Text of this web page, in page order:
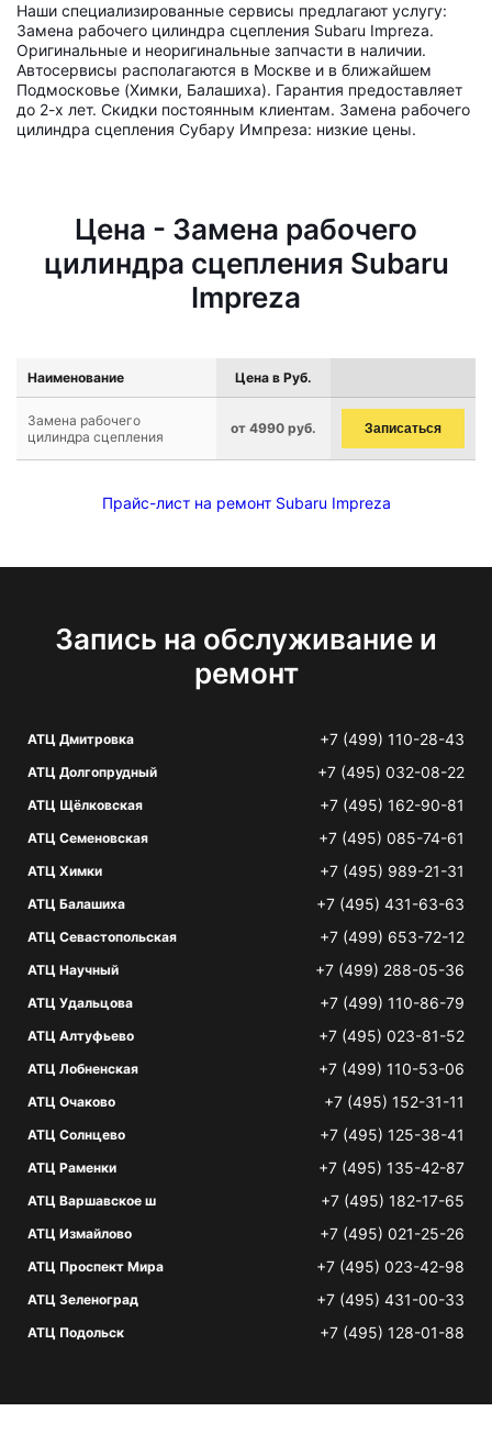
Наши специализированные сервисы предлагают услугу:
Замена рабочего цилиндра сцепления Subaru Impreza.
Оригинальные и неоригинальные запчасти в наличии.
Автосервисы располагаются в Москве и в ближайшем
Подмосковье (Химки, Балашиха). Гарантия предоставляет
до 2-х лет. Скидки постоянным клиентам. Замена рабочего
цилиндра сцепления Субару Импреза: низкие цены.
Цена - Замена рабочего
цилиндра сцепления Subaru
Impreza
Наименование Цена в Руб.
Замена рабочего
цилиндра сцепления
от 4990 руб. Записаться
Прайс-лист на ремонт Subaru Impreza
Запись на обслуживание и
ремонт
АТЦ Дмитровка +7 (499) 110-28-43
АТЦ Долгопрудный +7 (495) 032-08-22
АТЦ Щёлковская +7 (495) 162-90-81
АТЦ Семеновская +7 (495) 085-74-61
АТЦ Химки +7 (495) 989-21-31
АТЦ Балашиха +7 (495) 431-63-63
АТЦ Севастопольская +7 (499) 653-72-12
АТЦ Научный +7 (499) 288-05-36
АТЦ Удальцова +7 (499) 110-86-79
АТЦ Алтуфьево +7 (495) 023-81-52
АТЦ Лобненская +7 (499) 110-53-06
АТЦ Очаково +7 (495) 152-31-11
АТЦ Солнцево +7 (495) 125-38-41
АТЦ Раменки +7 (495) 135-42-87
АТЦ Варшавское ш +7 (495) 182-17-65
АТЦ Измайлово +7 (495) 021-25-26
АТЦ Проспект Мира +7 (495) 023-42-98
АТЦ Зеленоград +7 (495) 431-00-33
АТЦ Подольск +7 (495) 128-01-88